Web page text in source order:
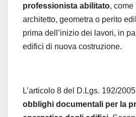
professionista abilitato, come
architetto, geometra o perito
prima dell’inizio dei lavori, in
edifici di nuova costruzione.
L’articolo 8 del D.Lgs. 192/
obblighi documentali per la